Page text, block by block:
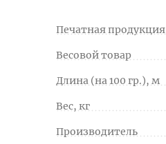
Печатная продукция
Весовой товар
Длина (на 100 гр.), м
Вес, кг
Производитель